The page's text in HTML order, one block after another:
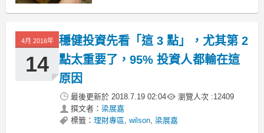
你是不是也過膩了
4月 2016年
14
穩健投資先看「這 3 點」，尤其第 2
點太重要了，95% 投資人都輸在這
原因
最後更新於 2018.7.19 02:04 瀏覽人次 :12409
撰文者： 梁展嘉
標籤： 理財專區, wilson, 梁展嘉